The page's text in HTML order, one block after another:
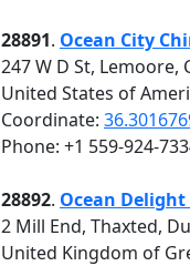
28891. Ocean City
247 W D St, Lemoore,
United States of
Coordinate:
Phone: +1 559-924-
28892. Ocean Delight
2 Mill End, Thaxted,
United Kingdom of